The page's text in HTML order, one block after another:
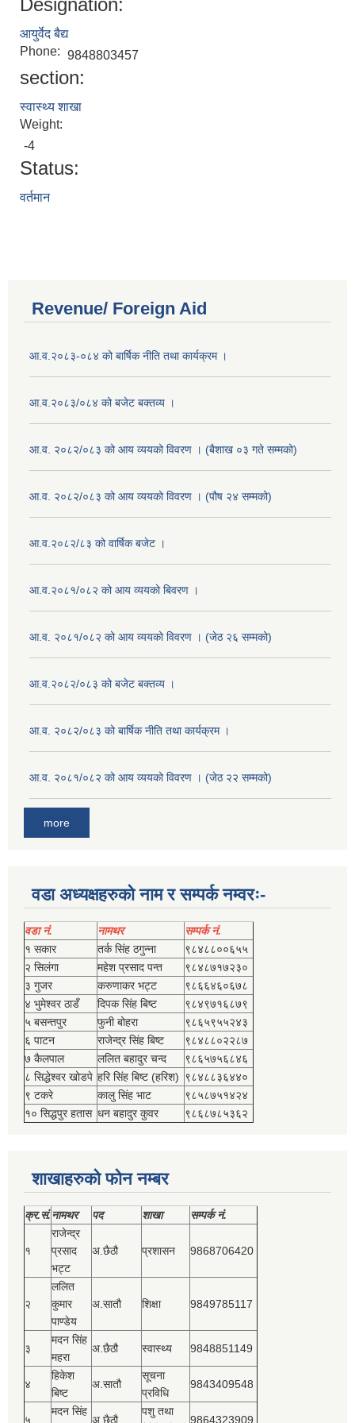
Designation:
आयुर्वेद बैद्य
Phone: 9848803457
section:
स्वास्थ्य शाखा
Weight:
-4
Status:
वर्तमान
Revenue/ Foreign Aid
आ.व.२०८३-०८४ को बार्षिक नीति तथा कार्यक्रम ।
आ.व.२०८३/०८४ को बजेट बक्तव्य ।
आ.व. २०८२/०८३ को आय व्ययको विवरण । (बैशाख ०३ गते सम्मको)
आ.व. २०८२/०८३ को आय व्ययको विवरण । (पौष २४ सम्मको)
आ.व.२०८२/८३ को वार्षिक बजेट ।
आ.व.२०८१/०८२ को आय व्ययको बिवरण ।
आ.व. २०८१/०८२ को आय व्ययको विवरण । (जेठ २६ सम्मको)
आ.व.२०८२/०८३ को बजेट बक्तव्य ।
आ.व. २०८२/०८३ को बार्षिक नीति तथा कार्यक्रम ।
आ.व. २०८१/०८२ को आय व्ययको विवरण । (जेठ २२ सम्मको)
more
वडा अध्यक्षहरुको नाम र सम्पर्क नम्वरः-
वडा नं. नामथर
सम्पर्क नं.
१ सकार
तर्क सिंह ठगुन्‍ना
९८४८८००६५५
२ सिलंगा
महेश प्रसाद पन्त
९८४८७१७२३०
३ गुजर
करुणाकर भट्ट
९८६६४६०६७८
४ भुमेश्‍वर ठाडँ
दिपक सिंह बिष्‍ट
९८४९७१६८७९
५ बसन्तपुर
फुनी बोहरा
९८६५९५५२४३
६ पाटन
राजेन्द्र सिंह बिष्‍ट
९८४८८०२२८७
७ कैलपाल
ललित बहादुर चन्द
९८६५७५६८४६
८ सिद्धेश्‍वर खोडपे हरि सिंह बिष्‍ट (हरिश) ९८४८८३६४४०
९ टकरे
कालु सिंह भाट
९८५८७५१४२४
१० सिद्धपुर हतास धन बहादुर कुवर ९८६८७८५३६२
शाखाहरुको फोन नम्बर
क्र.सं.नामथर पद शाखा सम्‍पर्क नं.
१
राजेन्द्र
प्रसाद
भट्ट
अ.छैठौ प्रशासन 9868706420
२
ललित
कुमार
पाण्डेय
अ.सातौ शिक्षा 9849785117
३
मदन सिंह
महरा
अ.छैठौ स्वास्थ्य 9848851149
४
हिकेश
बिष्‍ट
अ.सातौ
सूचना
प्रविधि
9843409548
५
मदन सिंह
अ.छैठौ
पशु तथा
9864323909